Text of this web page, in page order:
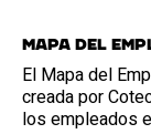
Mapa del
El Mapa del
creada por
los empleados